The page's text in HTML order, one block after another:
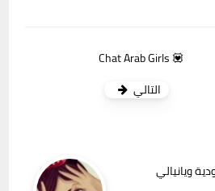
Chat Arab Girls 💟
التالي